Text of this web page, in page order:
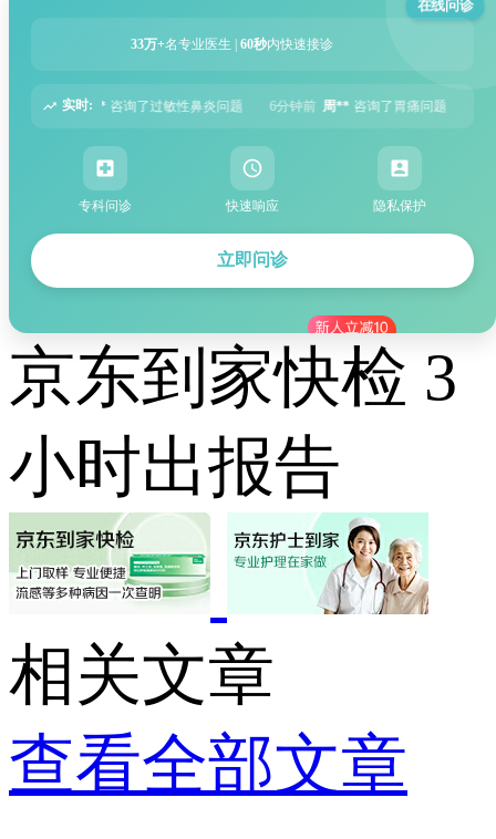
在线问诊
33万+名专业医生 | 60秒内快速接诊
实时:
炎问题 6分钟前 周** 咨询了胃痛问题 8分钟前 王** 咨询了头痛问题
专科问诊 快速响应 隐私保护
立即问诊
京东到家快检 3
小时出报告
相关文章
查看全部文章